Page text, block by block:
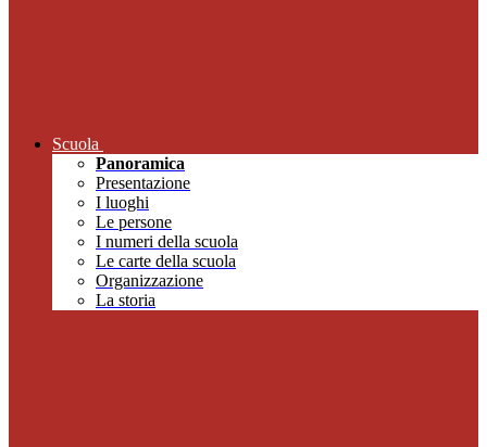
Scuola
Panoramica
Presentazione
I luoghi
Le persone
I numeri della scuola
Le carte della scuola
Organizzazione
La storia